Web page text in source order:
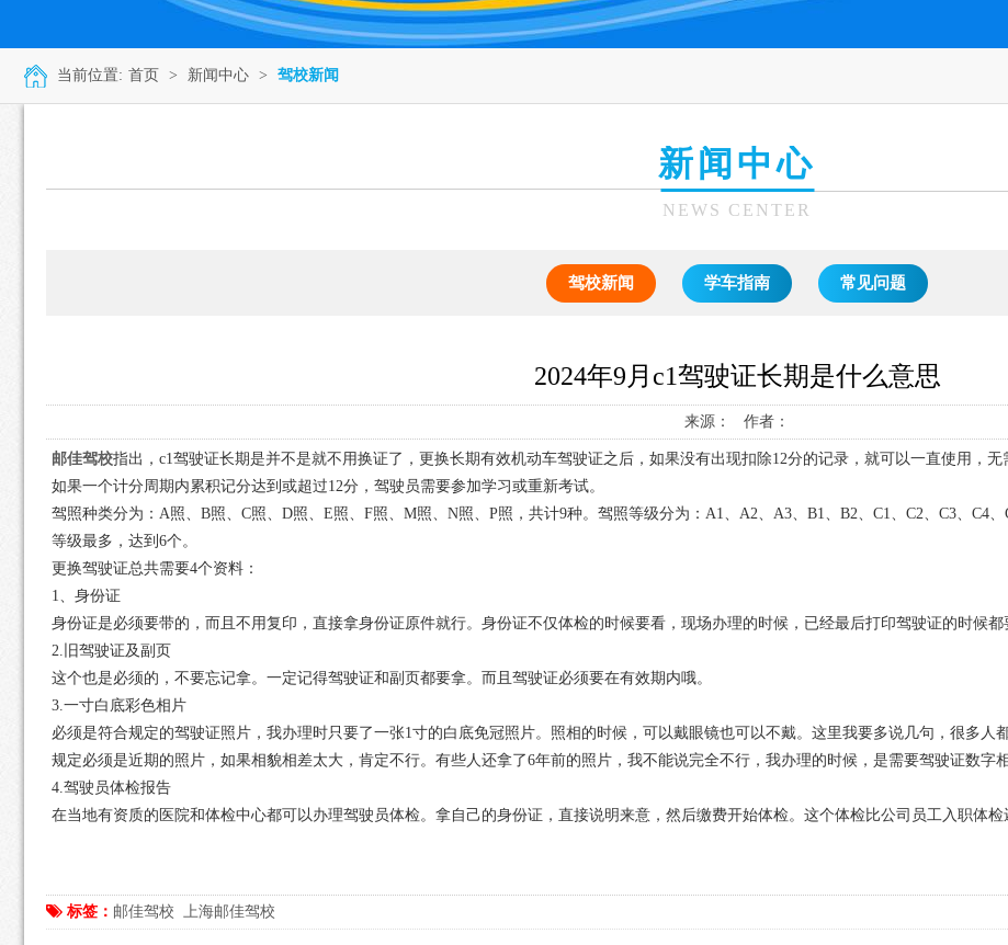
当前位置: 首页 > 新闻中心 > 驾校新闻
新闻中心
NEWS CENTER
驾校新闻 学车指南 常见问题
2024年9月c1驾驶证长期是什么意思
来源： 作者：
邮佳驾校指出，c1驾驶证长期是并不是就不用换证了，更换长期有效机动车驾驶证之后，如果没有出现扣除12分的记录，就可以一直使用，
如果一个计分周期内累积记分达到或超过12分，驾驶员需要参加学习或重新考试。
驾照种类分为：A照、B照、C照、D照、E照、F照、M照、N照、P照，共计9种。驾照等级分为：A1、A2、A3、B1、B2、C1、C2、C3、C4
等级最多，达到6个。
更换驾驶证总共需要4个资料：
1、身份证
身份证是必须要带的，而且不用复印，直接拿身份证原件就行。身份证不仅体检的时候要看，现场办理的时候，已经最后打印驾驶证的时候都
2.旧驾驶证及副页
这个也是必须的，不要忘记拿。一定记得驾驶证和副页都要拿。而且驾驶证必须要在有效期内哦。
3.一寸白底彩色相片
必须是符合规定的驾驶证照片，我办理时只要了一张1寸的白底免冠照片。照相的时候，可以戴眼镜也可以不戴。这里我要多说几句，很多
规定必须是近期的照片，如果相貌相差太大，肯定不行。有些人还拿了6年前的照片，我不能说完全不行，我办理的时候，是需要驾驶证数字
4.驾驶员体检报告
在当地有资质的医院和体检中心都可以办理驾驶员体检。拿自己的身份证，直接说明来意，然后缴费开始体检。这个体检比公司员工入职体检
标签： 邮佳驾校 上海邮佳驾校